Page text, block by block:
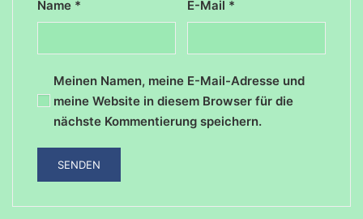
Name * E-Mail *
Meinen Namen, meine E-Mail-Adresse und
meine Website in diesem Browser für die
nächste Kommentierung speichern.